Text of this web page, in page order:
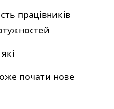
працівників
почати нове